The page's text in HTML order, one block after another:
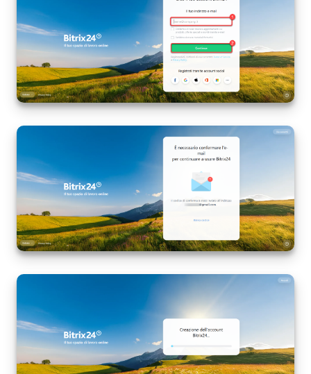
Firma elettronica per HR
Automazione
Flussi di lavoro
Marketing
Telefonia
Mio profilo
Impostazioni
Bitrix24 On-Premise
Bitrix24 Messenger